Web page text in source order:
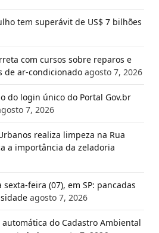
tem superávit de US$ 7 bilhões
com cursos sobre reparos e
de ar-condicionado agosto 7, 2026
do login único do Portal Gov.br
7, 2026
realiza limpeza na Rua
a importância da zeladoria
feira (07), em SP: pancadas
agosto 7, 2026
do Cadastro Ambiental